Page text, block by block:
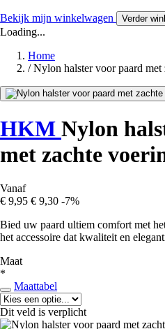
Bekijk mijn winkelwagen Verder
Loading...
Home
/ Nylon halster voor paard
HKM Nylon
met zachte
Vanaf
€ 9,95 € 9,30 -7%
Bied uw paard ultiem comfort met
het accessoire dat kwaliteit en
Maat
*
Maattabel
Dit veld is verplicht